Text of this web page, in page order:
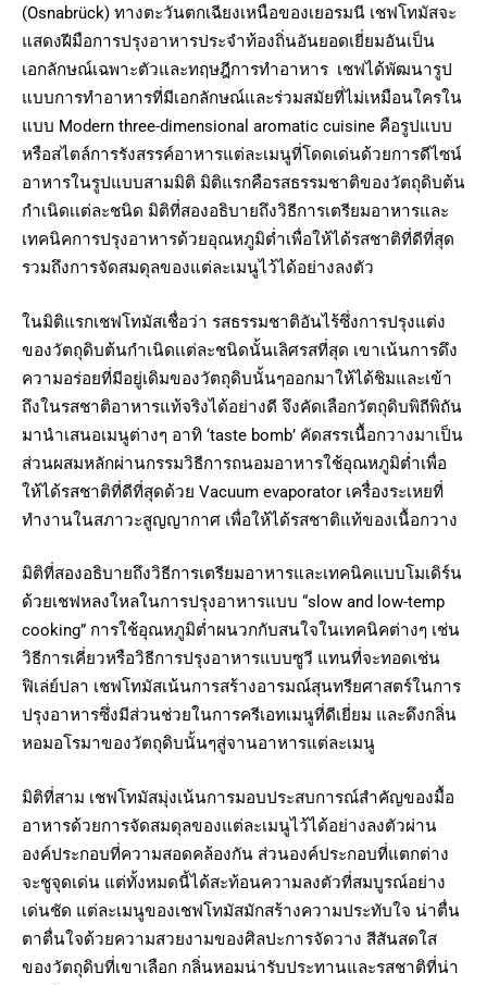
(Osnabrück) ทางตะวันตกเฉียงเหนือของเยอรมนี เชฟโทมัสจะ
แสดงฝีมือการปรุงอาหารประจำท้องถิ่นอันยอดเยี่ยมอันเป็น
เอกลักษณ์เฉพาะตัวและทฤษฎีการทำอาหาร เชฟได้พัฒนารูป
แบบการทำอาหารที่มีเอกลักษณ์และร่วมสมัยที่ไม่เหมือนใครใน
แบบ Modern three-dimensional aromatic cuisine คือรูปแบบ
หรือสไตล์การรังสรรค์อาหารแต่ละเมนูที่โดดเด่นด้วยการดีไซน์
อาหารในรูปแบบสามมิติ มิติแรกคือรสธรรมชาติของวัตถุดิบต้น
กำเนิดเเต่ละชนิด มิติที่สองอธิบายถึงวิธีการเตรียมอาหารและ
เทคนิคการปรุงอาหารด้วยอุณหภูมิต่ำเพื่อให้ได้รสชาติที่ดีที่สุด
รวมถึงการจัดสมดุลของแต่ละเมนูไว้ได้อย่างลงตัว
ในมิติแรกเชฟโทมัสเชื่อว่า รสธรรมชาติอันไร้ซึ่งการปรุงแต่ง
ของวัตถุดิบต้นกำเนิดเเต่ละชนิดนั้นเลิศรสที่สุด เขาเน้นการดึง
ความอร่อยที่มีอยู่เดิมของวัตถุดิบนั้นๆออกมาให้ได้ชิมและเข้า
ถึงในรสชาติอาหารแท้จริงได้อย่างดี จึงคัดเลือกวัตถุดิบพิถีพิถัน
มานำเสนอเมนูต่างๆ อาทิ ‘taste bomb’ คัดสรรเนื้อกวางมาเป็น
ส่วนผสมหลักผ่านกรรมวิธีการถนอมอาหารใช้อุณหภูมิต่ำเพื่อ
ให้ได้รสชาติที่ดีที่สุดด้วย Vacuum evaporator เครื่องระเหยที่
ทำงานในสภาวะสูญญากาศ เพื่อให้ได้รสชาติแท้ของเนื้อกวาง
มิติที่สองอธิบายถึงวิธีการเตรียมอาหารและเทคนิคแบบโมเดิร์น
ด้วยเชฟหลงใหลในการปรุงอาหารแบบ “slow and low-temp
cooking” การใช้อุณหภูมิต่ำผนวกกับสนใจในเทคนิคต่างๆ เช่น
วิธีการเคี่ยวหรือวิธีการปรุงอาหารแบบซูวี แทนที่จะทอดเช่น
ฟิเล่ย์ปลา เชฟโทมัสเน้นการสร้างอารมณ์สุนทรียศาสตร์ในการ
ปรุงอาหารซึ่งมีส่วนช่วยในการครีเอทเมนูที่ดีเยี่ยม และดึงกลิ่น
หอมอโรมาของวัตถุดิบนั้นๆสู่จานอาหารแต่ละเมนู
มิติที่สาม เชฟโทมัสมุ่งเน้นการมอบประสบการณ์สำคัญของมื้อ
อาหารด้วยการจัดสมดุลของแต่ละเมนูไว้ได้อย่างลงตัวผ่าน
องค์ประกอบที่ความสอดคล้องกัน ส่วนองค์ประกอบที่แตกต่าง
จะชูจุดเด่น แต่ทั้งหมดนี้ได้สะท้อนความลงตัวที่สมบูรณ์อย่าง
เด่นชัด แต่ละเมนูของเชฟโทมัสมักสร้างความประทับใจ น่าตื่น
ตาตื่นใจด้วยความสวยงามของศิลปะการจัดวาง สีสันสดใส
ของวัตถุดิบที่เขาเลือก กลิ่นหอมน่ารับประทานและรสชาติที่น่า